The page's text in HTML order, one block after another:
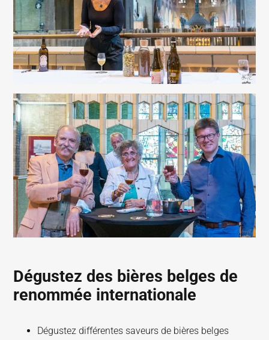
Dégustez des bières belges de
renommée internationale
Dégustez différentes saveurs de bières belges